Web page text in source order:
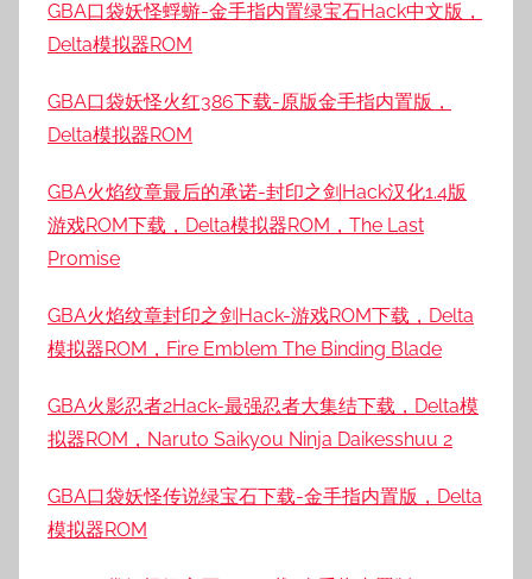
GBA口袋妖怪蜉蝣-金手指内置绿宝石Hack中文版，
Delta模拟器ROM
GBA口袋妖怪火红386下载-原版金手指内置版，
Delta模拟器ROM
GBA火焰纹章最后的承诺-封印之剑Hack汉化1.4版
游戏ROM下载，Delta模拟器ROM，The Last
Promise
GBA火焰纹章封印之剑Hack-游戏ROM下载，Delta
模拟器ROM，Fire Emblem The Binding Blade
GBA火影忍者2Hack-最强忍者大集结下载，Delta模
拟器ROM，Naruto Saikyou Ninja Daikesshuu 2
GBA口袋妖怪传说绿宝石下载-金手指内置版，Delta
模拟器ROM